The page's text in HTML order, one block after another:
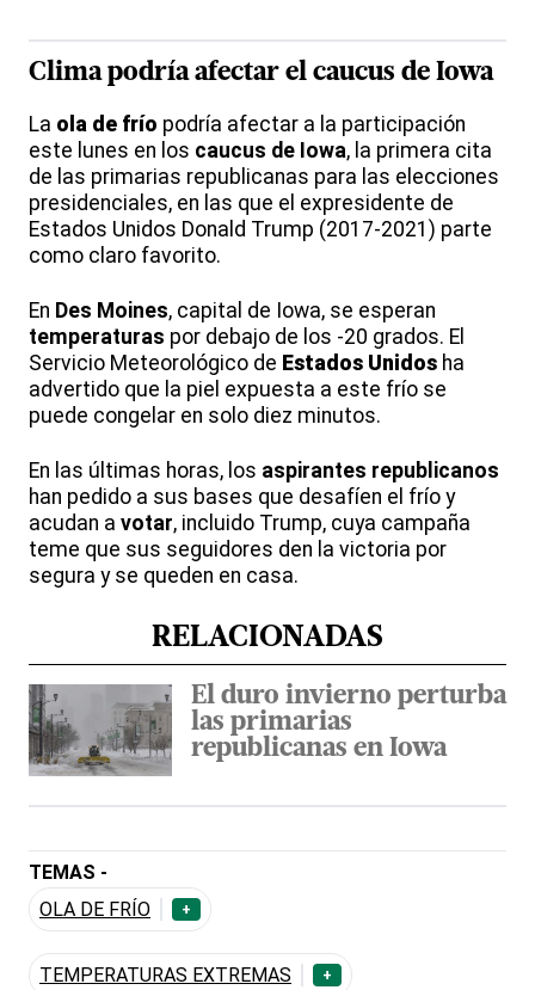
Clima podría afectar el caucus de Iowa
La ola de frío podría afectar a la participación
este lunes en los caucus de Iowa, la primera cita
de las primarias republicanas para las elecciones
presidenciales, en las que el expresidente de
Estados Unidos Donald Trump (2017-2021) parte
como claro favorito.
En Des Moines, capital de Iowa, se esperan
temperaturas por debajo de los -20 grados. El
Servicio Meteorológico de Estados Unidos ha
advertido que la piel expuesta a este frío se
puede congelar en solo diez minutos.
En las últimas horas, los aspirantes republicanos
han pedido a sus bases que desafíen el frío y
acudan a votar, incluido Trump, cuya campaña
teme que sus seguidores den la victoria por
segura y se queden en casa.
RELACIONADAS
El duro invierno perturba
las primarias
republicanas en Iowa
TEMAS -
OLA DE FRÍO
+
TEMPERATURAS EXTREMAS +